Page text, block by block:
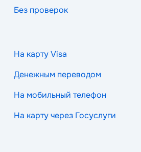
Без проверок
На карту Visa
Денежным переводом
На мобильный телефон
На карту через Госуслуги